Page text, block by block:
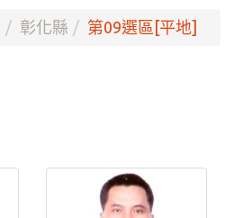
彰化縣 第09選區[平地]